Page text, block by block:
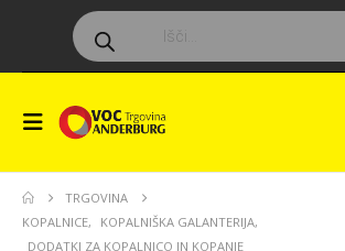
Products
search
TRGOVINA
KOPALNICE, KOPALNIŠKA GALANTERIJA,
DODATKI ZA KOPALNICO IN KOPANJE